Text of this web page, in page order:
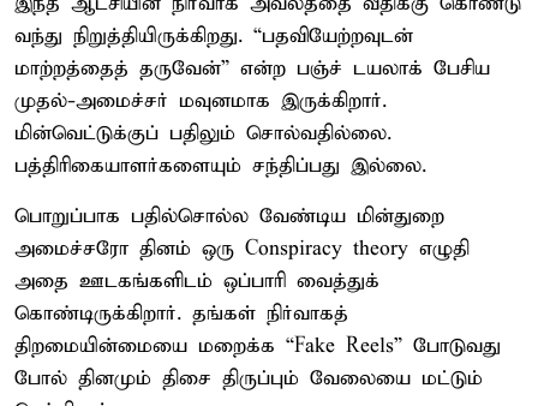
வந்து நிறுத்தியிருக்கிறது. “பதவியேற்றவுடன்
மாற்றத்தைத் தருவேன்” என்ற பஞ்ச் டயலாக் பேசிய
முதல்-அமைச்சர் மவுனமாக இருக்கிறார்.
மின்வெட்டுக்குப் பதிலும் சொல்வதில்லை.
பத்திரிகையாளர்களையும் சந்திப்பது இல்லை.
பொறுப்பாக பதில்சொல்ல வேண்டிய மின்துறை
அமைச்சரோ தினம் ஒரு Conspiracy theory எழுதி
அதை ஊடகங்களிடம் ஒப்பாரி வைத்துக்
கொண்டிருக்கிறார். தங்கள் நிர்வாகத்
திறமையின்மையை மறைக்க “Fake Reels” போடுவது
போல் தினமும் திசை திருப்பும் வேலையை மட்டும்